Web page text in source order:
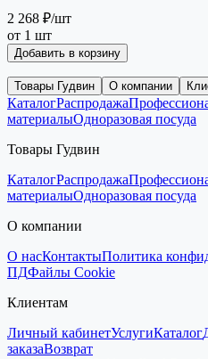
2 268 ₽/шт
от 1 шт
Добавить в корзину
Товары Гудвин О компании
КаталогРаспродажа
материалыОдноразовая посуда
Товары Гудвин
КаталогРаспродажа
материалыОдноразовая посуда
О компании
О насКонтактыПолитика
ПДФайлы Cookie
Клиентам
Личный кабинетУслугиКаталог
заказаВозврат